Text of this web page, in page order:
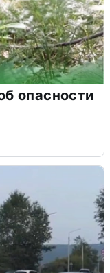
опасности